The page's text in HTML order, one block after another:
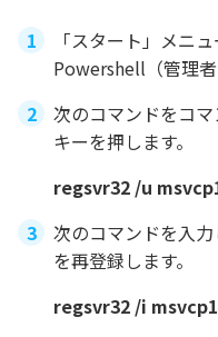
「スタート」メニ
Powershell（管理者
次のコマンドをコ
キーを押します。
regsvr32 /u
次のコマンドを入
を再登録します。
regsvr32 /i